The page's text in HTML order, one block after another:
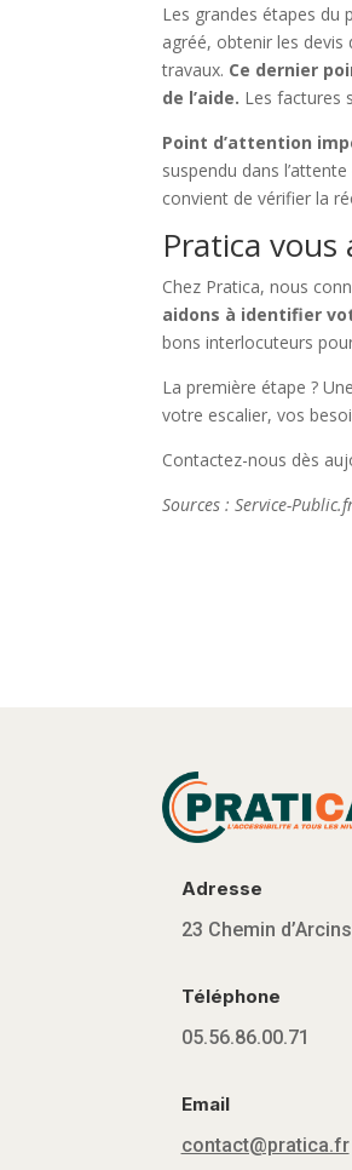
Les grandes étapes du
agréé, obtenir les devis
travaux. Ce dernier
de l’aide. Les factures
Point d’attention
suspendu dans
convient de vérifier la
Pratica
Chez Pratica, nous
aidons à identifier
bons interlocuteurs
La première étape ?
votre escalier, vos
Contactez-nous dès
Sources : Service-
Adresse
23 Chemin
Téléphone
05.56.86.00.71
Email
contact@pratica.fr